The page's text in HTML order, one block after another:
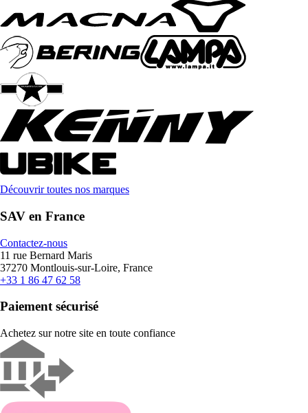
Découvrir toutes nos marques
SAV en France
Contactez-nous
11 rue Bernard Maris
37270 Montlouis-sur-Loire, France
+33 1 86 47 62 58
Paiement sécurisé
Achetez sur notre site en toute confiance